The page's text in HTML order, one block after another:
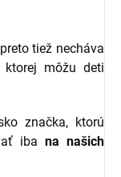
tiež necháva
ktorej môžu deti
značka, ktorú
iba na našich